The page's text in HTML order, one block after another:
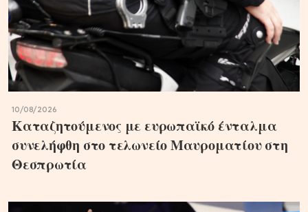
10/08/2026
Καταζητούμενος με ευρωπαϊκό ένταλμα
συνελήφθη στο τελωνείο Μαυροματίου στη
Θεσπρωτία